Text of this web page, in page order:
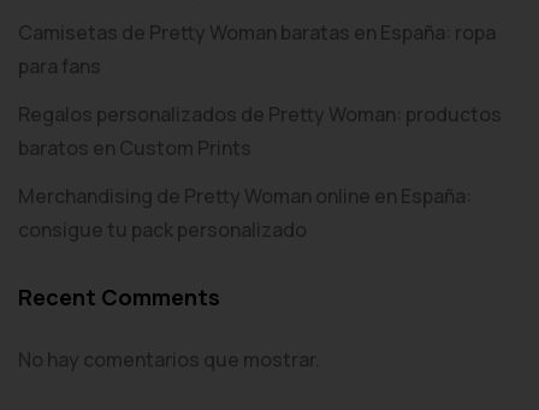
Camisetas de Pretty Woman baratas en España: ropa
para fans
Regalos personalizados de Pretty Woman: productos
baratos en Custom Prints
Merchandising de Pretty Woman online en España:
consigue tu pack personalizado
Recent Comments
No hay comentarios que mostrar.